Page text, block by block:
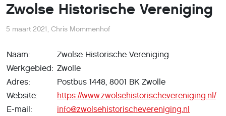
Zwolse Historische Vereniging
5 maart 2021, Chris Mommenhof
Naam:
Zwolse Historische Vereniging
Werkgebied: Zwolle
Adres:
Postbus 1448, 8001 BK Zwolle
Website:
https://www.zwolsehistorischevereniging.nl/
E-mail:
info@zwolsehistorischevereniging.nl